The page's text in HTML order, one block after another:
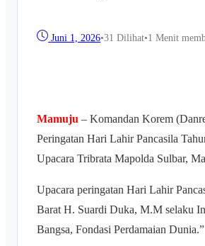
Juni 1, 2026•31Dilihat•1 Menit
Mamuju – Komandan Korem
Peringatan Hari Lahir Pancasila
Upacara Tribrata Mapolda Sulbar,
Upacara peringatan Hari Lahir
Barat H. Suardi Duka, M.M selaku
Bangsa, Fondasi Perdamaian Dunia.”